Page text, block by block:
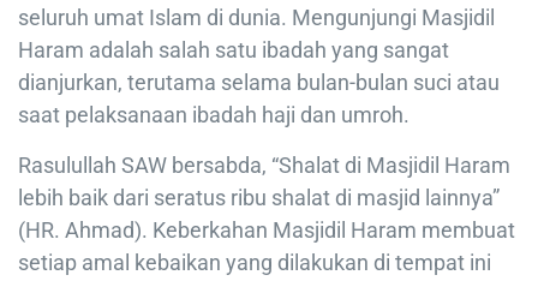
seluruh umat Islam di dunia. Mengunjungi Masjidil
Haram adalah salah satu ibadah yang sangat
dianjurkan, terutama selama bulan-bulan suci atau
saat pelaksanaan ibadah haji dan umroh.
Rasulullah SAW bersabda, “Shalat di Masjidil Haram
lebih baik dari seratus ribu shalat di masjid lainnya”
(HR. Ahmad). Keberkahan Masjidil Haram membuat
setiap amal kebaikan yang dilakukan di tempat ini